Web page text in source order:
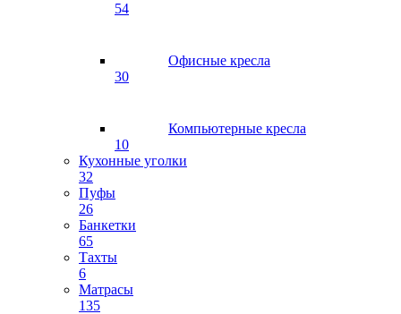
54
Офисные кресла
30
Компьютерные кресла
10
Кухонные уголки
32
Пуфы
26
Банкетки
65
Тахты
6
Матрасы
135